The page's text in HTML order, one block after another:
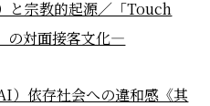
と宗教的起源／「Touch
の対面接客文化―
）依存社会への違和感《其